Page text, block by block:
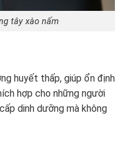
tây xào nấm
huyết thấp, giúp ổn định
hợp cho những người
dinh dưỡng mà không